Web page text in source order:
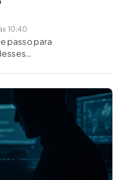
10:40
passo para